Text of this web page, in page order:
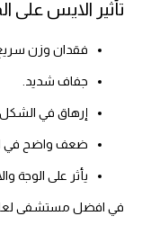
تأثير الايس على
فقدان وزن
جفاف شديد.
إرهاق في الشكل
ضعف واضح في
يأثر على الوجة
في افضل مستشفى